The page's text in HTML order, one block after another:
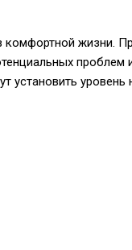
комфортной жизни.
проблем
установить